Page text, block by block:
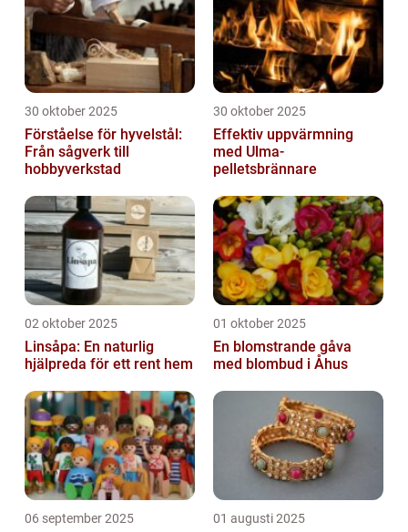
30 oktober 2025
Förståelse för hyvelstål:
Från sågverk till
hobbyverkstad
30 oktober 2025
Effektiv uppvärmning
med Ulma-
pelletsbrännare
02 oktober 2025
Linsåpa: En naturlig
hjälpreda för ett rent hem
01 oktober 2025
En blomstrande gåva
med blombud i Åhus
06 september 2025 01 augusti 2025